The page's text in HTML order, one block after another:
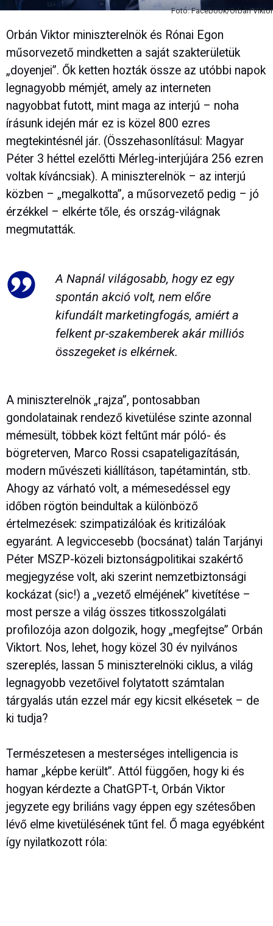
Fotó: Facebook/Orbán Viktor
Orbán Viktor miniszterelnök és Rónai Egon
műsorvezető mindketten a saját szakterületük
„doyenjei”. Ők ketten hozták össze az utóbbi napok
legnagyobb mémjét, amely az interneten
nagyobbat futott, mint maga az interjú – noha
írásunk idején már ez is közel 800 ezres
megtekintésnél jár. (Összehasonlításul: Magyar
Péter 3 héttel ezelőtti Mérleg-interjújára 256 ezren
voltak kíváncsiak). A miniszterelnök – az interjú
közben – „megalkotta”, a műsorvezető pedig – jó
érzékkel – elkérte tőle, és ország-világnak
megmutatták.
A Napnál világosabb, hogy ez egy
spontán akció volt, nem előre
kifundált marketingfogás, amiért a
felkent pr-szakemberek akár milliós
összegeket is elkérnek.
A miniszterelnök „rajza”, pontosabban
gondolatainak rendező kivetülése szinte azonnal
mémesült, többek közt feltűnt már póló- és
bögreterven, Marco Rossi csapateligazításán,
modern művészeti kiállításon, tapétamintán, stb.
Ahogy az várható volt, a mémesedéssel egy
időben rögtön beindultak a különböző
értelmezések: szimpatizálóak és kritizálóak
egyaránt. A legviccesebb (bocsánat) talán Tarjányi
Péter MSZP-közeli biztonságpolitikai szakértő
megjegyzése volt, aki szerint nemzetbiztonsági
kockázat (sic!) a „vezető elméjének” kivetítése –
most persze a világ összes titkosszolgálati
profilozója azon dolgozik, hogy „megfejtse” Orbán
Viktort. Nos, lehet, hogy közel 30 év nyilvános
szereplés, lassan 5 miniszterelnöki ciklus, a világ
legnagyobb vezetőivel folytatott számtalan
tárgyalás után ezzel már egy kicsit elkésetek – de
ki tudja?
Természetesen a mesterséges intelligencia is
hamar „képbe került”. Attól függően, hogy ki és
hogyan kérdezte a ChatGPT-t, Orbán Viktor
jegyzete egy briliáns vagy éppen egy szétesőben
lévő elme kivetülésének tűnt fel. Ő maga egyébként
így nyilatkozott róla: